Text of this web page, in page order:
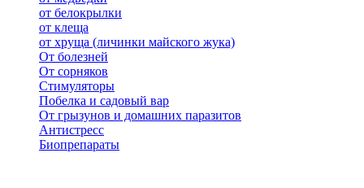
от белокрылки
от клеща
от хруща (личинки майского жука)
От болезней
От сорняков
Стимуляторы
Побелка и садовый вар
От грызунов и домашних паразитов
Антистресс
Биопрепараты